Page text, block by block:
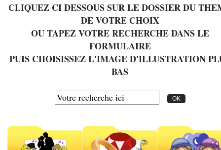
CLIQUEZ CI DESSOUS SUR LE DOSSIER DU
DE VOTRE CHOIX
OU TAPEZ VOTRE RECHERCHE DANS LE
FORMULAIRE
PUIS CHOISISSEZ L'IMAGE D'ILLUSTRATION
BAS